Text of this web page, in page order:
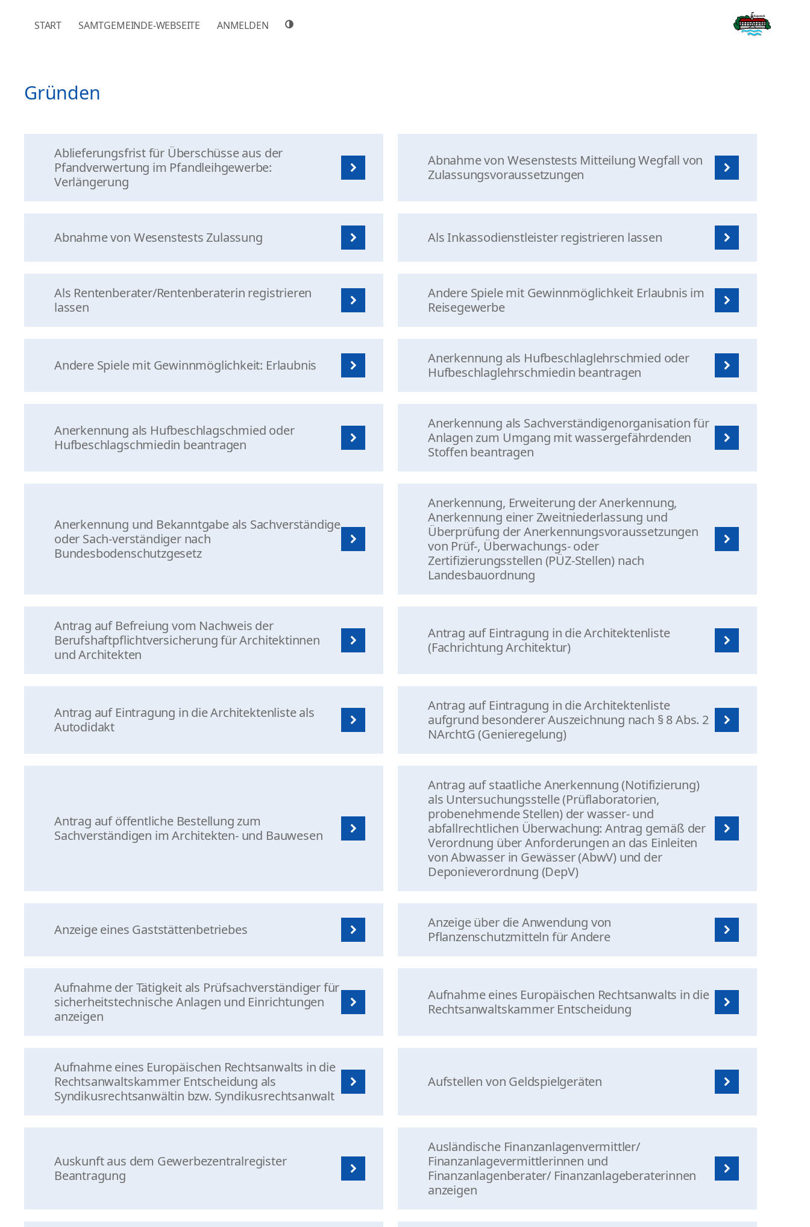
NAVIGATION ÜBERSPRINGEN
START SAMTGEMEINDE-WEBSEITE ANMELDEN
Gründen
Ablieferungsfrist für Überschüsse aus der
Pfandverwertung im Pfandleihgewerbe:
Verlängerung
Abnahme von Wesenstests Mitteilung Wegfall von
Zulassungsvoraussetzungen
Abnahme von Wesenstests Zulassung Als Inkassodienstleister registrieren lassen
Als Rentenberater/Rentenberaterin registrieren
lassen
Andere Spiele mit Gewinnmöglichkeit Erlaubnis im
Reisegewerbe
Andere Spiele mit Gewinnmöglichkeit: Erlaubnis
Anerkennung als Hufbeschlaglehrschmied oder
Hufbeschlaglehrschmiedin beantragen
Anerkennung als Hufbeschlagschmied oder
Hufbeschlagschmiedin beantragen
Anerkennung als Sachverständigenorganisation für
Anlagen zum Umgang mit wassergefährdenden
Stoffen beantragen
Anerkennung und Bekanntgabe als Sachverständige
oder Sach-verständiger nach
Bundesbodenschutzgesetz
Anerkennung, Erweiterung der Anerkennung,
Anerkennung einer Zweitniederlassung und
Überprüfung der Anerkennungsvoraussetzungen
von Prüf-, Überwachungs- oder
Zertifizierungsstellen (PÜZ-Stellen) nach
Landesbauordnung
Antrag auf Befreiung vom Nachweis der
Berufshaftpflichtversicherung für Architektinnen
und Architekten
Antrag auf Eintragung in die Architektenliste
(Fachrichtung Architektur)
Antrag auf Eintragung in die Architektenliste als
Autodidakt
Antrag auf Eintragung in die Architektenliste
aufgrund besonderer Auszeichnung nach § 8 Abs. 2
NArchtG (Genieregelung)
Antrag auf öffentliche Bestellung zum
Sachverständigen im Architekten- und Bauwesen
Antrag auf staatliche Anerkennung (Notifizierung)
als Untersuchungsstelle (Prüflaboratorien,
probenehmende Stellen) der wasser- und
abfallrechtlichen Überwachung: Antrag gemäß der
Verordnung über Anforderungen an das Einleiten
von Abwasser in Gewässer (AbwV) und der
Deponieverordnung (DepV)
Anzeige eines Gaststättenbetriebes
Anzeige über die Anwendung von
Pflanzenschutzmitteln für Andere
Aufnahme der Tätigkeit als Prüfsachverständiger für
sicherheitstechnische Anlagen und Einrichtungen
anzeigen
Aufnahme eines Europäischen Rechtsanwalts in die
Rechtsanwaltskammer Entscheidung
Aufnahme eines Europäischen Rechtsanwalts in die
Rechtsanwaltskammer Entscheidung als
Syndikusrechtsanwältin bzw. Syndikusrechtsanwalt
Aufstellen von Geldspielgeräten
Auskunft aus dem Gewerbezentralregister
Beantragung
Ausländische Finanzanlagenvermittler/
Finanzanlagevermittlerinnen und
Finanzanlagenberater/ Finanzanlageberaterinnen
anzeigen